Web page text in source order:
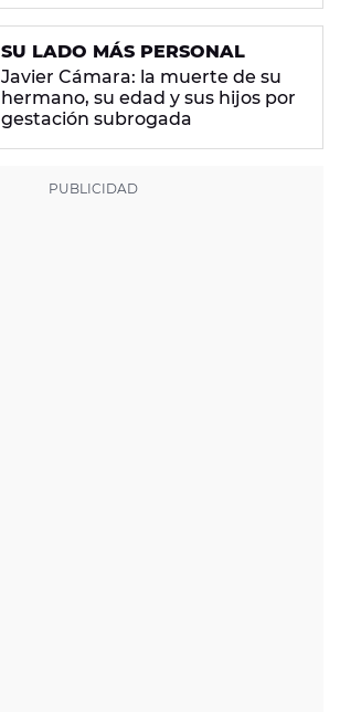
SU LADO MÁS PERSONAL
Javier Cámara: la muerte de su
hermano, su edad y sus hijos por
gestación subrogada